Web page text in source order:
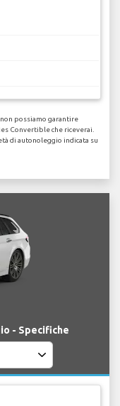
possiamo garantire
Convertible che riceverai.
di autonoleggio indicata su
- Specifiche